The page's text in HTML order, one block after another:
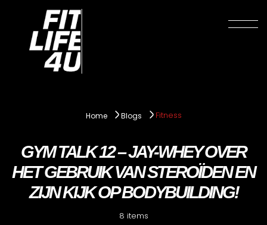
Home Blogs Fitness
GYM TALK 12 – JAY-WHEY OVER
HET GEBRUIK VAN STEROÏDEN EN
ZIJN KIJK OP BODYBUILDING!
8 items